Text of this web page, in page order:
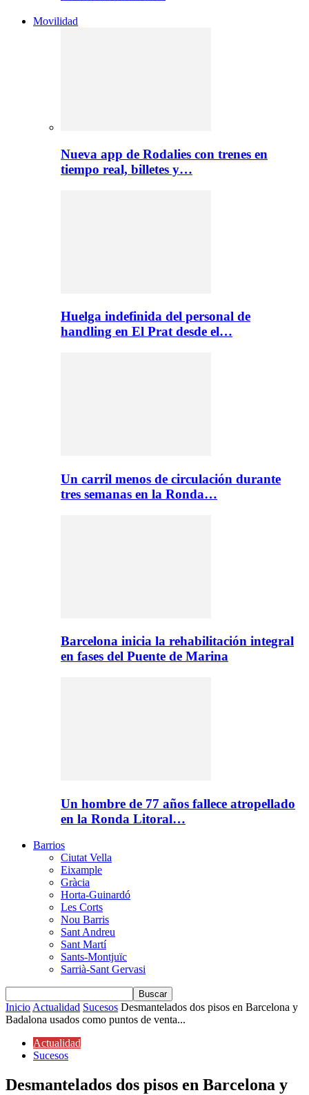
Movilidad
Nueva app de Rodalies con trenes en
tiempo real, billetes y…
Huelga indefinida del personal de
handling en El Prat desde el…
Un carril menos de circulación durante
tres semanas en la Ronda…
Barcelona inicia la rehabilitación integral
en fases del Puente de Marina
Un hombre de 77 años fallece atropellado
en la Ronda Litoral…
Barrios
Ciutat Vella
Eixample
Gràcia
Horta-Guinardó
Les Corts
Nou Barris
Sant Andreu
Sant Martí
Sants-Montjuïc
Sarrià-Sant Gervasi
InicioActualidad Sucesos Desmantelados dos pisos en Barcelona y
Badalona usados como puntos de venta...
Actualidad
Sucesos
Desmantelados dos pisos en Barcelona y